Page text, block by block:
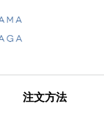
注文方法